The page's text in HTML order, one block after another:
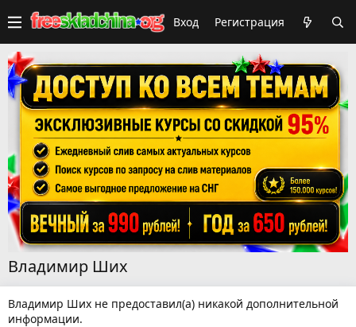
Вход Регистрация
Владимир Ших
Владимир Ших не предоставил(а) никакой дополнительной
информации.